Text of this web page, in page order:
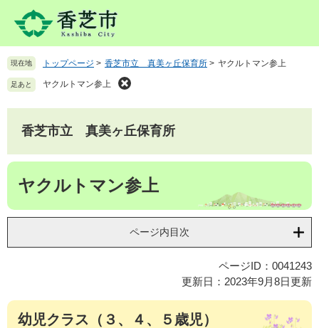
先
頭
す
を
飛
し
文
現在地 トップページ > 香芝市立 真美ヶ丘保育所 > ヤクルトマン参上
足あと ヤクルトマン参上
香芝市立 真美ヶ丘保育所
本
ヤクルトマン参上
ページ内目次
ページID：0041243
更新日：2023年9月8日更新
幼児クラス（３、４、５歳児）